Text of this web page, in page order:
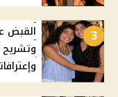
3
القبض
وتشريح